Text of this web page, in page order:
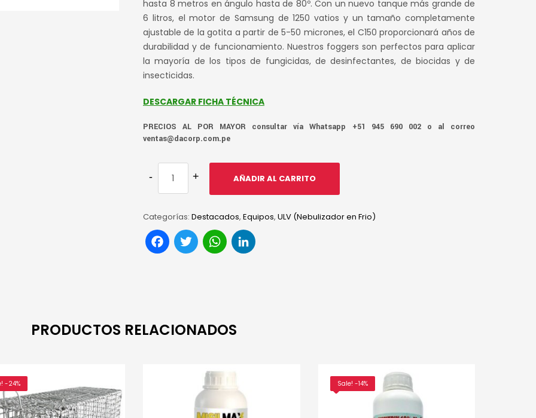
hasta 8 metros en ángulo hasta de 80º. Con un nuevo tanque más grande de
6 litros, el motor de Samsung de 1250 vatios y un tamaño completamente
ajustable de la gotita a partir de 5-50 micrones, el C150 proporcionará años de
durabilidad y de funcionamiento. Nuestros foggers son perfectos para aplicar
la mayoría de los tipos de fungicidas, de desinfectantes, de biocidas y de
insecticidas.
DESCARGAR FICHA TÉCNICA
PRECIOS AL POR MAYOR consultar vía Whatsapp +51 945 690 002 o al correo
ventas@dacorp.com.pe
AÑADIR AL CARRITO
Categorías: Destacados, Equipos, ULV (Nebulizador en Frio)
Facebook
TwitterWhatsApp
PRODUCTOS RELACIONADOS
-24% Sale! -14%